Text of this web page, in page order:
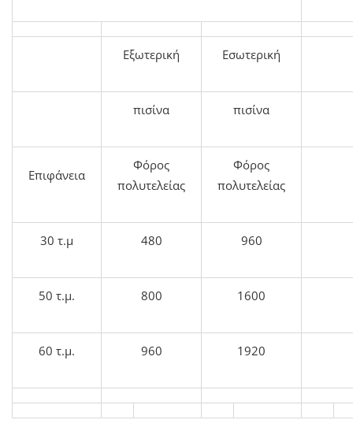
Εξωτερική Εσωτερική
πισίνα πισίνα
Επιφάνεια
Φόρος
πολυτελείας
Φόρος
πολυτελείας
30 τ.μ 480 960
50 τ.μ. 800 1600
60 τ.μ. 960 1920